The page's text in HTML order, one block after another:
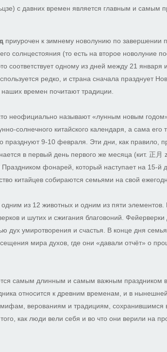
с давних времен является главным и самым
приурочен к зимнему новолунию по завершении
солнцестояния (то есть на второе новолуние
соответствует одному из дней между 21
редко, и страна сначала празднует
времен почитают традиции.
неофициально называют «лунным новым
солнечного китайского календаря, а сама его
9-10 февраля. Эти дни, как правило,
в первый день первого же месяца (кит. 正月
Праздником фонарей, который наступает на 15-й
китайцев собираются семьями на свой
из 12 животных и одним из пяти
и шутих и сжигания благовоний. Фейерверки
дух умиротворения и счастья. В конце дня
мира духов, где они «давали отчёт» о
самым длинным и самым важным праздником в
относится к древним временам, и в
верованиям и традициям, сохранившимся
как люди вели себя и во что они верили на